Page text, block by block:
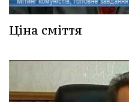
Ціна сміття